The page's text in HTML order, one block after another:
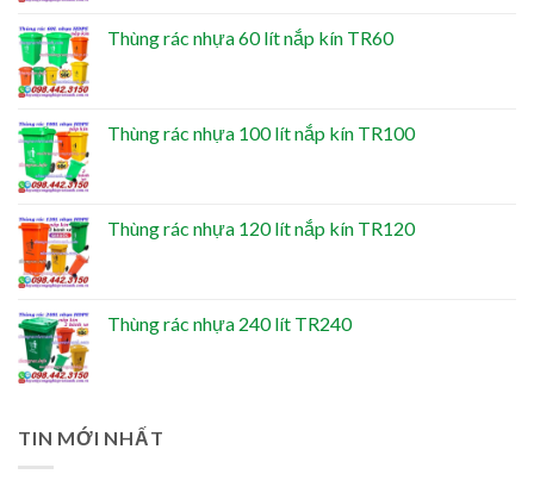
Thùng rác nhựa 60 lít nắp kín TR60
Thùng rác nhựa 100 lít nắp kín TR100
Thùng rác nhựa 120 lít nắp kín TR120
Thùng rác nhựa 240 lít TR240
TIN MỚI NHẤT